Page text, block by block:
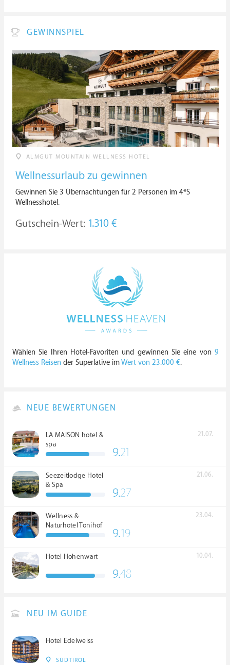
GEWINNSPIEL
ALMGUT MOUNTAIN WELLNESS HOTEL
Wellnessurlaub zu gewinnen
Gewinnen Sie 3 Übernachtungen für 2 Personen im 4*S
Wellnesshotel.
Gutschein-Wert: 1.310 €
Wählen Sie Ihren Hotel-Favoriten und gewinnen Sie eine von 9
Wellness Reisen der Superlative imWert von 23.000 €.
NEUE BEWERTUNGEN
LA MAISON hotel &
spa
21.07.
9.21
Seezeitlodge Hotel
& Spa
21.06.
9.27
Wellness &
Naturhotel Tonihof
****S
23.04.
9.19
Hotel Hohenwart 10.04.
9.48
NEU IM GUIDE
Hotel Edelweiss
SÜDTIROL